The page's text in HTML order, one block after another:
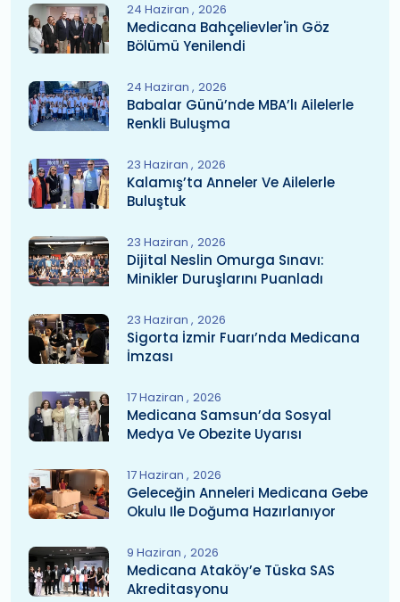
24 Haziran 2026
Medicana Bahçelievler'in Göz
Bölümü Yenilendi
24 Haziran 2026
Babalar Günü’nde MBA’lı Ailelerle
Renkli Buluşma
23 Haziran 2026
Kalamış’ta Anneler Ve Ailelerle
Buluştuk
23 Haziran 2026
Dijital Neslin Omurga Sınavı:
Minikler Duruşlarını Puanladı
23 Haziran 2026
Sigorta İzmir Fuarı’nda Medicana
İmzası
17 Haziran 2026
Medicana Samsun’da Sosyal
Medya Ve Obezite Uyarısı
17 Haziran 2026
Geleceğin Anneleri Medicana Gebe
Okulu Ile Doğuma Hazırlanıyor
9 Haziran 2026
Medicana Ataköy’e Tüska SAS
Akreditasyonu